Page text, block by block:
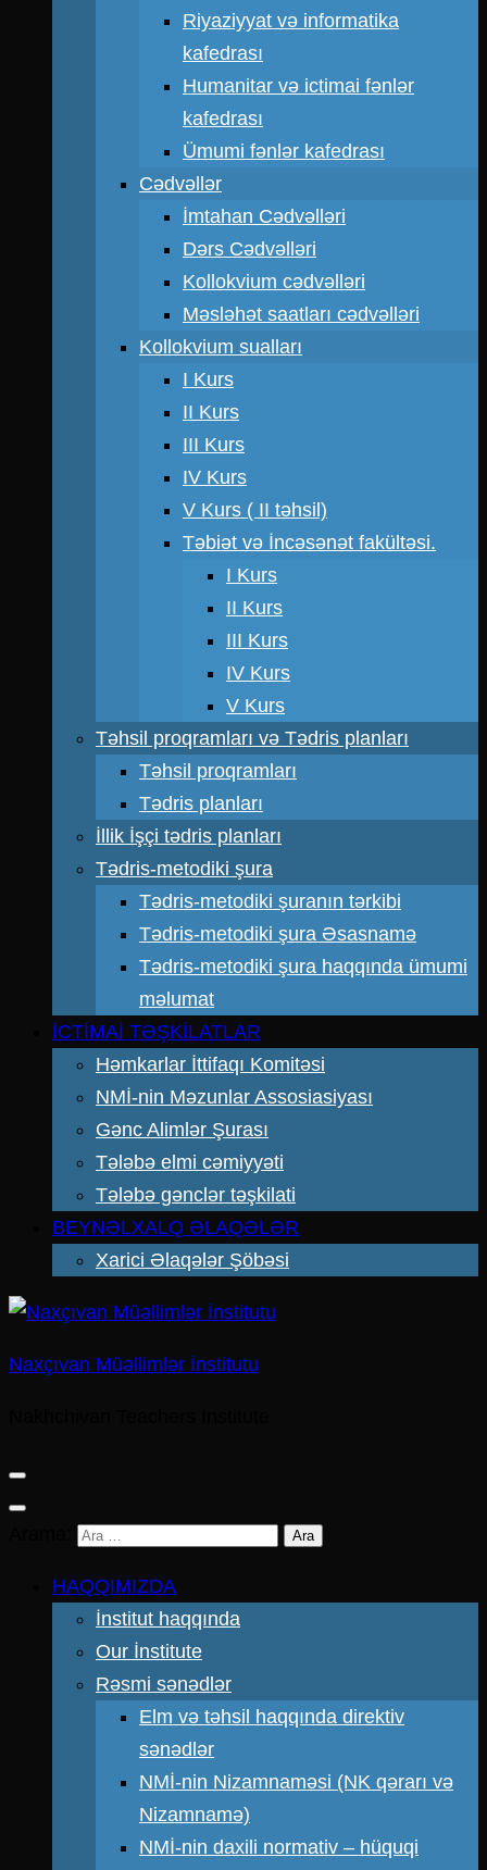
Riyaziyyat və informatika
kafedrası
Humanitar və ictimai fənlər
kafedrası
Ümumi fənlər kafedrası
Cədvəllər
İmtahan Cədvəlləri
Dərs Cədvəlləri
Kollokvium cədvəlləri
Məsləhət saatları cədvəlləri
Kollokvium sualları
I Kurs
II Kurs
III Kurs
IV Kurs
V Kurs ( II təhsil)
Təbiət və İncəsənət fakültəsi.
I Kurs
II Kurs
III Kurs
IV Kurs
V Kurs
Təhsil proqramları və Tədris planları
Təhsil proqramları
Tədris planları
İllik İşçi tədris planları
Tədris-metodiki şura
Tədris-metodiki şuranın tərkibi
Tədris-metodiki şura Əsasnamə
Tədris-metodiki şura haqqında ümumi
məlumat
İCTİMAİ TƏŞKİLATLAR
Həmkarlar İttifaqı Komitəsi
NMİ-nin Məzunlar Assosiasiyası
Gənc Alimlər Şurası
Tələbə elmi cəmiyyəti
Tələbə gənclər təşkilati
BEYNƏLXALQ ƏLAQƏLƏR
Xarici Əlaqələr Şöbəsi
Naxçıvan Müəllimlər İnstitutu
HAQQIMIZDA
İnstitut haqqında
Our İnstitute
Rəsmi sənədlər
Elm və təhsil haqqında direktiv
sənədlər
NMİ-nin Nizamnaməsi (NK qərarı və
Nizamnamə)
NMİ-nin daxili normativ – hüquqi